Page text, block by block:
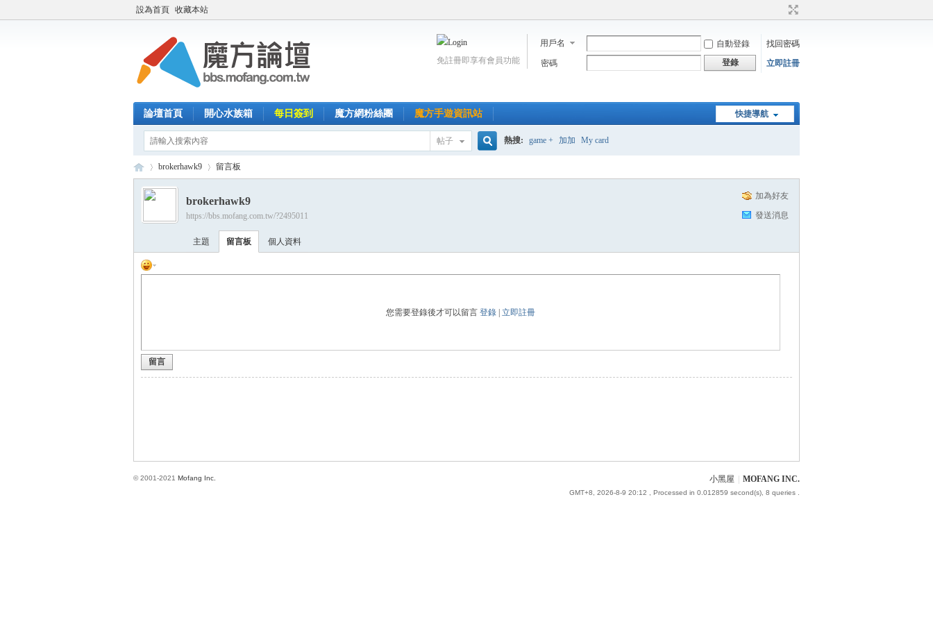
設為首頁 收藏本站
用戶名 自動登錄
找回密碼
密碼
登錄 立即註冊
免註冊即享有會員功能
快捷導航
論壇首頁 開心水族箱 每日簽到 魔方網粉絲團 魔方手遊資訊站
帖子 熱搜: game + 加加 My card
›
brokerhawk9 留言板
加為好友
發送消息
brokerhawk9
https://bbs.mofang.com.tw/?2495011
主題 留言板 個人資料
您需要登錄後才可以留言登錄 |立即註冊
留言
小黑屋 MOFANG INC.
GMT+8, 2026-8-9 20:12 , Processed in 0.012859 second(s), 8 queries .
© 2001-2021 Mofang Inc.